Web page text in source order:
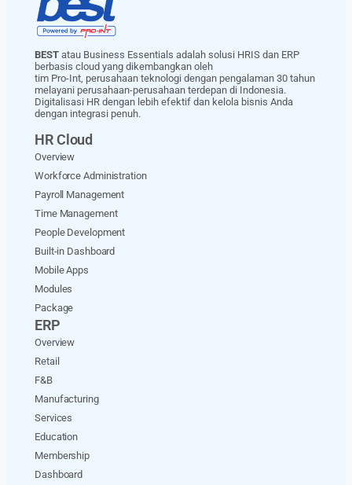
BEST atau Business Essentials adalah solusi HRIS dan ERP
berbasis cloud yang dikembangkan oleh
tim Pro-Int, perusahaan teknologi dengan pengalaman 30 tahun
melayani perusahaan-perusahaan terdepan di Indonesia.
Digitalisasi HR dengan lebih efektif dan kelola bisnis Anda
dengan integrasi penuh.
HR Cloud
Overview
Workforce Administration
Payroll Management
Time Management
People Development
Built-in Dashboard
Mobile Apps
Modules
Package
ERP
Overview
Retail
F&B
Manufacturing
Services
Education
Membership
Dashboard